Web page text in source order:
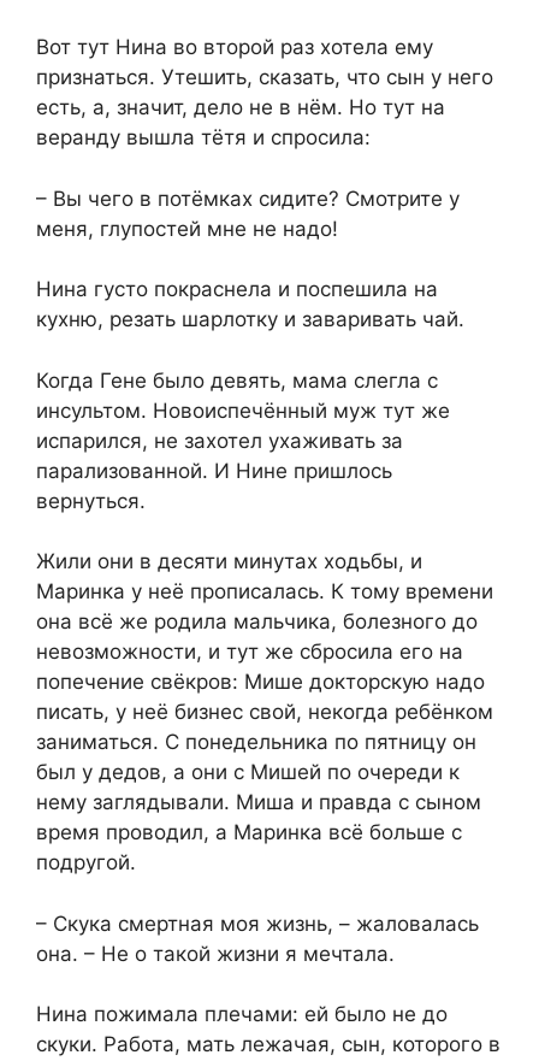
Вот тут Нина во второй раз хотела ему
признаться. Утешить, сказать, что сын у него
есть, а, значит, дело не в нём. Но тут на
веранду вышла тётя и спросила:
– Вы чего в потёмках сидите? Смотрите у
меня, глупостей мне не надо!
Нина густо покраснела и поспешила на
кухню, резать шарлотку и заваривать чай.
Когда Гене было девять, мама слегла с
инсультом. Новоиспечённый муж тут же
испарился, не захотел ухаживать за
парализованной. И Нине пришлось
вернуться.
Жили они в десяти минутах ходьбы, и
Маринка у неё прописалась. К тому времени
она всё же родила мальчика, болезного до
невозможности, и тут же сбросила его на
попечение свёкров: Мише докторскую надо
писать, у неё бизнес свой, некогда ребёнком
заниматься. С понедельника по пятницу он
был у дедов, а они с Мишей по очереди к
нему заглядывали. Миша и правда с сыном
время проводил, а Маринка всё больше с
подругой.
– Скука смертная моя жизнь, – жаловалась
она. – Не о такой жизни я мечтала.
Нина пожимала плечами: ей было не до
скуки. Работа, мать лежачая, сын, которого в